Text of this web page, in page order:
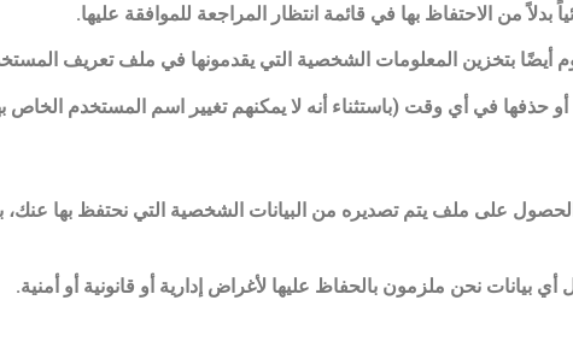
بدلاً من الاحتفاظ بها في قائمة انتظار المراجعة للموافقة عليها.
أيضًا بتخزين المعلومات الشخصية التي يقدمونها في ملف تعريف
حذفها في أي وقت (باستثناء أنه لا يمكنهم تغيير اسم المستخدم الخاص
على ملف يتم تصديره من البيانات الشخصية التي نحتفظ بها عنك،
نحن ملزمون بالحفاظ عليها لأغراض إدارية أو قانونية أو أمنية.